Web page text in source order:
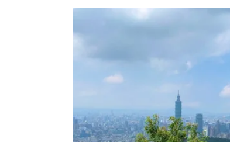
草厝位於阿柔地區半山腰，屋頂是白
砌，是台灣罕見尚有人居住的茅草屋
塞入一小束的稻草）的傳統工法，一
不便，建築多就地取材，如吳江敏女
來自由永安居工匠的手藝，正